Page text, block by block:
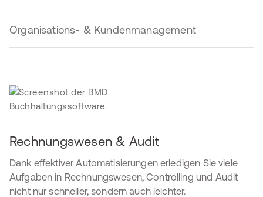
Organisations- & Kundenmanagement
Rechnungswesen & Audit
Dank effektiver Automatisierungen erledigen Sie viele
Aufgaben in Rechnungswesen, Controlling und Audit
nicht nur schneller, sondern auch leichter.